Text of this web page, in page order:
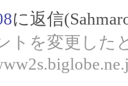
に返信
トを変更した